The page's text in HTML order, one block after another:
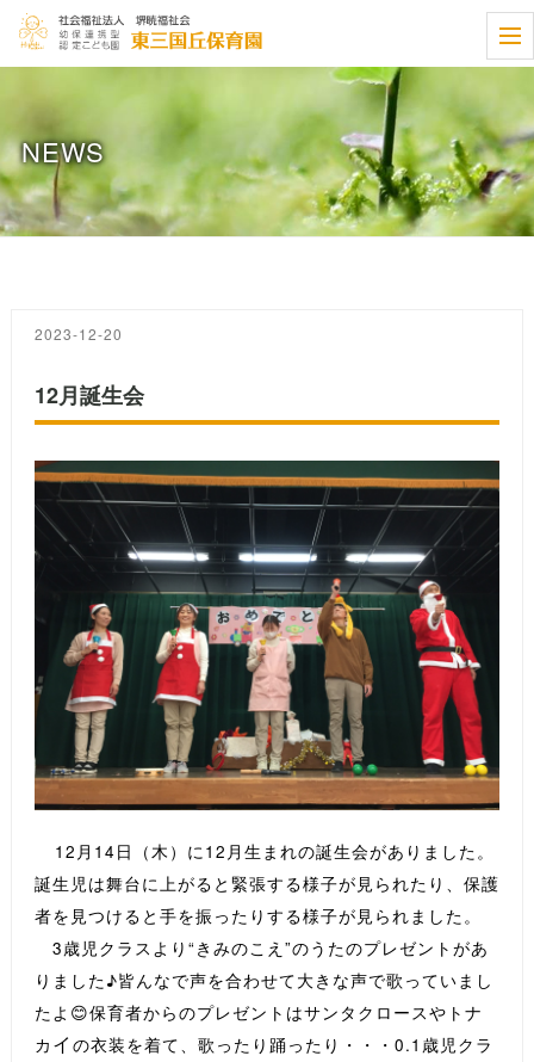
t
o
e
n
a
v
g
a
NEWS
2023-12-20
12月誕生会
12月14日（木）に12月生まれの誕生会がありました。
誕生児は舞台に上がると緊張する様子が見られたり、保護
者を見つけると手を振ったりする様子が見られました。
3歳児クラスより“きみのこえ”のうたのプレゼントがあ
りました♪皆んなで声を合わせて大きな声で歌っていまし
たよ😊保育者からのプレゼントはサンタクロースやトナ
カ イ の衣装を着て、歌ったり踊ったり・・・0.1歳児クラ